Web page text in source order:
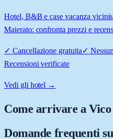
Hotel, B&B e case vacanza
Maierato: confronta prezzi e
✓ Cancellazione gratuita✓
Recensioni verificate
Vedi gli hotel →
Come arrivare a
Domande frequenti su